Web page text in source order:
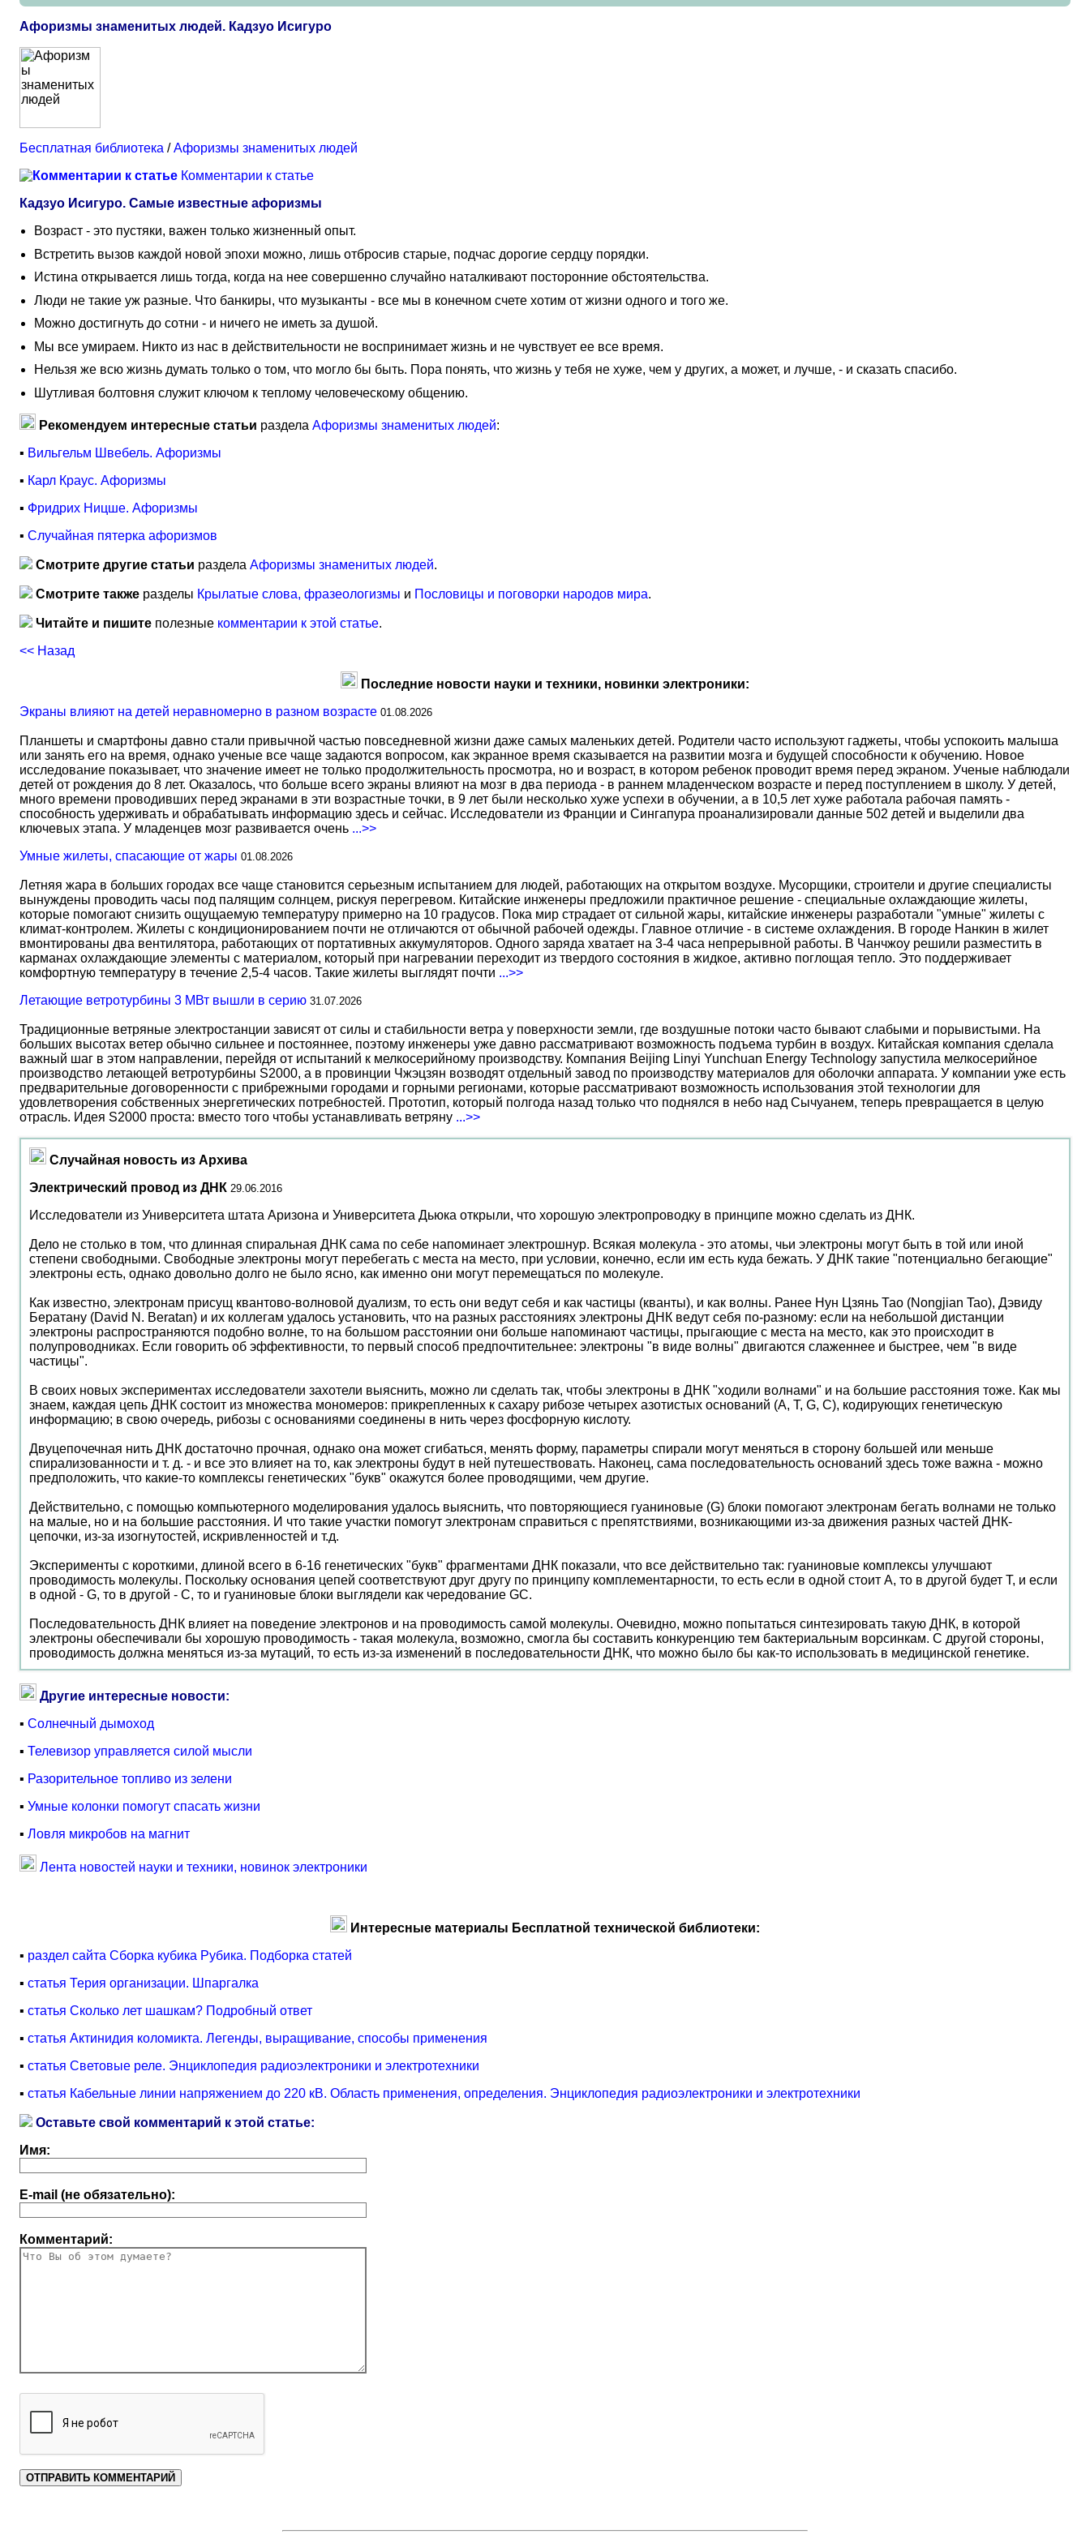
Афоризмы знаменитых людей. Кадзуо Исигуро
Бесплатная библиотека /Афоризмы знаменитых людей
Комментарии к статье
Кадзуо Исигуро. Самые известные афоризмы
Возраст - это пустяки, важен только жизненный опыт.
Встретить вызов каждой новой эпохи можно, лишь отбросив старые, подчас дорогие сердцу порядки.
Истина открывается лишь тогда, когда на нее совершенно случайно наталкивают посторонние обстоятельства.
Люди не такие уж разные. Что банкиры, что музыканты - все мы в конечном счете хотим от жизни одного и того же.
Можно достигнуть до сотни - и ничего не иметь за душой.
Мы все умираем. Никто из нас в действительности не воспринимает жизнь и не чувствует ее все время.
Нельзя же всю жизнь думать только о том, что могло бы быть. Пора понять, что жизнь у тебя не хуже, чем у других, а может, и лучше, - и сказать спасибо.
Шутливая болтовня служит ключом к теплому человеческому общению.
Рекомендуем интересные статьи раздела Афоризмы знаменитых людей:
▪ Вильгельм Швебель. Афоризмы
▪ Карл Краус. Афоризмы
▪ Фридрих Ницше. Афоризмы
▪ Случайная пятерка афоризмов
Смотрите другие статьи раздела Афоризмы знаменитых людей.
Смотрите также разделы Крылатые слова, фразеологизмы и Пословицы и поговорки народов мира.
Читайте и пишите полезные комментарии к этой статье.
<< Назад
Последние новости науки и техники, новинки электроники:
Экраны влияют на детей неравномерно в разном возрасте 01.08.2026
Планшеты и смартфоны давно стали привычной частью повседневной жизни даже самых маленьких детей. Родители часто используют гаджеты, чтобы успокоить малыша
или занять его на время, однако ученые все чаще задаются вопросом, как экранное время сказывается на развитии мозга и будущей способности к обучению. Новое
исследование показывает, что значение имеет не только продолжительность просмотра, но и возраст, в котором ребенок проводит время перед экраном. Ученые наблюдали
детей от рождения до 8 лет. Оказалось, что больше всего экраны влияют на мозг в два периода - в раннем младенческом возрасте и перед поступлением в школу. У детей,
много времени проводивших перед экранами в эти возрастные точки, в 9 лет были несколько хуже успехи в обучении, а в 10,5 лет хуже работала рабочая память -
способность удерживать и обрабатывать информацию здесь и сейчас. Исследователи из Франции и Сингапура проанализировали данные 502 детей и выделили два
ключевых этапа. У младенцев мозг развивается очень ...>>
Умные жилеты, спасающие от жары 01.08.2026
Летняя жара в больших городах все чаще становится серьезным испытанием для людей, работающих на открытом воздухе. Мусорщики, строители и другие специалисты
вынуждены проводить часы под палящим солнцем, рискуя перегревом. Китайские инженеры предложили практичное решение - специальные охлаждающие жилеты,
которые помогают снизить ощущаемую температуру примерно на 10 градусов. Пока мир страдает от сильной жары, китайские инженеры разработали "умные" жилеты с
климат-контролем. Жилеты с кондиционированием почти не отличаются от обычной рабочей одежды. Главное отличие - в системе охлаждения. В городе Нанкин в жилет
вмонтированы два вентилятора, работающих от портативных аккумуляторов. Одного заряда хватает на 3-4 часа непрерывной работы. В Чанчжоу решили разместить в
карманах охлаждающие элементы с материалом, который при нагревании переходит из твердого состояния в жидкое, активно поглощая тепло. Это поддерживает
комфортную температуру в течение 2,5-4 часов. Такие жилеты выглядят почти ...>>
Летающие ветротурбины 3 МВт вышли в серию 31.07.2026
Традиционные ветряные электростанции зависят от силы и стабильности ветра у поверхности земли, где воздушные потоки часто бывают слабыми и порывистыми. На
больших высотах ветер обычно сильнее и постояннее, поэтому инженеры уже давно рассматривают возможность подъема турбин в воздух. Китайская компания сделала
важный шаг в этом направлении, перейдя от испытаний к мелкосерийному производству. Компания Beijing Linyi Yunchuan Energy Technology запустила мелкосерийное
производство летающей ветротурбины S2000, а в провинции Чжэцзян возводят отдельный завод по производству материалов для оболочки аппарата. У компании уже есть
предварительные договоренности с прибрежными городами и горными регионами, которые рассматривают возможность использования этой технологии для
удовлетворения собственных энергетических потребностей. Прототип, который полгода назад только что поднялся в небо над Сычуанем, теперь превращается в целую
отрасль. Идея S2000 проста: вместо того чтобы устанавливать ветряну ...>>
Случайная новость из Архива
Электрический провод из ДНК 29.06.2016
Исследователи из Университета штата Аризона и Университета Дьюка открыли, что хорошую электропроводку в принципе можно сделать из ДНК.
Дело не столько в том, что длинная спиральная ДНК сама по себе напоминает электрошнур. Всякая молекула - это атомы, чьи электроны могут быть в той или иной
степени свободными. Свободные электроны могут перебегать с места на место, при условии, конечно, если им есть куда бежать. У ДНК такие "потенциально бегающие"
электроны есть, однако довольно долго не было ясно, как именно они могут перемещаться по молекуле.
Как известно, электронам присущ квантово-волновой дуализм, то есть они ведут себя и как частицы (кванты), и как волны. Ранее Нун Цзянь Тао (Nongjian Tao), Дэвиду
Бератану (David N. Beratan) и их коллегам удалось установить, что на разных расстояниях электроны ДНК ведут себя по-разному: если на небольшой дистанции
электроны распространяются подобно волне, то на большом расстоянии они больше напоминают частицы, прыгающие с места на место, как это происходит в
полупроводниках. Если говорить об эффективности, то первый способ предпочтительнее: электроны "в виде волны" двигаются слаженнее и быстрее, чем "в виде
частицы".
В своих новых экспериментах исследователи захотели выяснить, можно ли сделать так, чтобы электроны в ДНК "ходили волнами" и на большие расстояния тоже. Как мы
знаем, каждая цепь ДНК состоит из множества мономеров: прикрепленных к сахару рибозе четырех азотистых оснований (А, Т, G, С), кодирующих генетическую
информацию; в свою очередь, рибозы с основаниями соединены в нить через фосфорную кислоту.
Двуцепочечная нить ДНК достаточно прочная, однако она может сгибаться, менять форму, параметры спирали могут меняться в сторону большей или меньше
спирализованности и т. д. - и все это влияет на то, как электроны будут в ней путешествовать. Наконец, сама последовательность оснований здесь тоже важна - можно
предположить, что какие-то комплексы генетических "букв" окажутся более проводящими, чем другие.
Действительно, с помощью компьютерного моделирования удалось выяснить, что повторяющиеся гуаниновые (G) блоки помогают электронам бегать волнами не только
на малые, но и на большие расстояния. И что такие участки помогут электронам справиться с препятствиями, возникающими из-за движения разных частей ДНК-
цепочки, из-за изогнутостей, искривленностей и т.д.
Эксперименты с короткими, длиной всего в 6-16 генетических "букв" фрагментами ДНК показали, что все действительно так: гуаниновые комплексы улучшают
проводимость молекулы. Поскольку основания цепей соответствуют друг другу по принципу комплементарности, то есть если в одной стоит А, то в другой будет Т, и если
в одной - G, то в другой - С, то и гуаниновые блоки выглядели как чередование GC.
Последовательность ДНК влияет на поведение электронов и на проводимость самой молекулы. Очевидно, можно попытаться синтезировать такую ДНК, в которой
электроны обеспечивали бы хорошую проводимость - такая молекула, возможно, смогла бы составить конкуренцию тем бактериальным ворсинкам. С другой стороны,
проводимость должна меняться из-за мутаций, то есть из-за изменений в последовательности ДНК, что можно было бы как-то использовать в медицинской генетике.
Другие интересные новости:
▪ Солнечный дымоход
▪ Телевизор управляется силой мысли
▪ Разорительное топливо из зелени
▪ Умные колонки помогут спасать жизни
▪ Ловля микробов на магнит
Лента новостей науки и техники, новинок электроники
Интересные материалы Бесплатной технической библиотеки:
▪ раздел сайта Сборка кубика Рубика. Подборка статей
▪ статья Терия организации. Шпаргалка
▪ статья Сколько лет шашкам? Подробный ответ
▪ статья Актинидия коломикта. Легенды, выращивание, способы применения
▪ статья Световые реле. Энциклопедия радиоэлектроники и электротехники
▪ статья Кабельные линии напряжением до 220 кВ. Область применения, определения. Энциклопедия радиоэлектроники и электротехники
Оставьте свой комментарий к этой статье:
Имя:
E-mail (не обязательно):
Комментарий: